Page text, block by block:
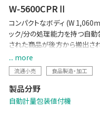
W-5600CPRⅡ
コンパクトなボディ (W
ック/分の処理能力を持つ自動
された商品が後方から搬出さ
合わせれば一連の作業がさら
にできる、商品パックが接地す
ンテナンスにも配慮しました。
15インチ大画面」「Wi-Fi子機
ための配線工事が不要に」など
... more
流通小売 食品製造・加工
製品分野
自動計量包装値付機